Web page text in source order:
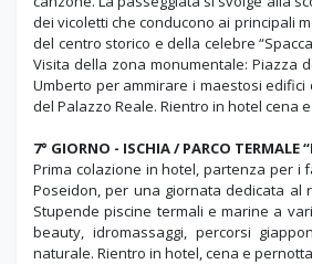
dei vicoletti che conducono ai principali
del centro storico e della celebre
Visita della zona monumentale: Piazza
Umberto per ammirare i maestosi edifici
del Palazzo Reale. Rientro in hotel cena
7° GIORNO - ISCHIA / PARCO TERMALE
Prima colazione in hotel, partenza per i
Poseidon, per una giornata dedicata al
Stupende piscine termali e marine a
beauty, idromassaggi, percorsi
naturale. Rientro in hotel, cena e